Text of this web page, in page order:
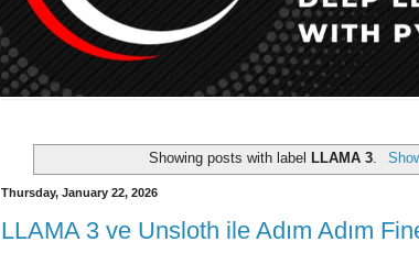
Showing posts with label LLAMA 3
Thursday, January 22, 2026
LLAMA 3 ve Unsloth ile Adım Adım